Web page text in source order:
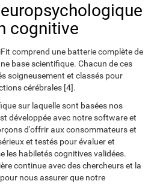
cognitive
comprend une batterie complète de
base scientifique. Chacun de ces
soigneusement et classés pour
cérébrales [4].
sur laquelle sont basées nos
développée avec notre software et
d'offrir aux consommateurs et
et testés pour évaluer et
les habiletés cognitives validées.
continue avec des chercheurs et la
nous assurer que notre